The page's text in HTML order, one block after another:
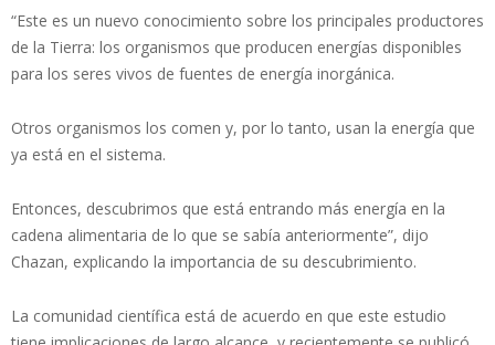
“Este es un nuevo conocimiento sobre los principales productores
de la Tierra: los organismos que producen energías disponibles
para los seres vivos de fuentes de energía inorgánica.
Otros organismos los comen y, por lo tanto, usan la energía que
ya está en el sistema.
Entonces, descubrimos que está entrando más energía en la
cadena alimentaria de lo que se sabía anteriormente”, dijo
Chazan, explicando la importancia de su descubrimiento.
La comunidad científica está de acuerdo en que este estudio